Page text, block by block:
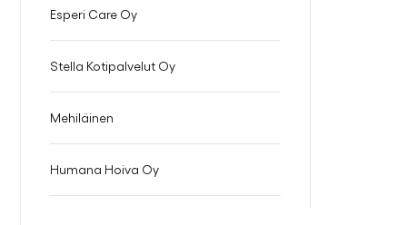
Esperi Care Oy
Stella Kotipalvelut Oy
Mehiläinen
Humana Hoiva Oy